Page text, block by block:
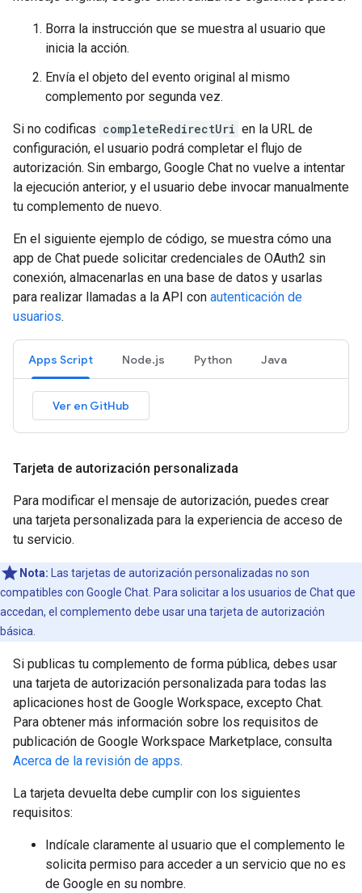
Borra la instrucción que se muestra al usuario que
inicia la acción.
Envía el objeto del evento original al mismo
complemento por segunda vez.
Si no codificas completeRedirectUri en la URL de
configuración, el usuario podrá completar el flujo de
autorización. Sin embargo, Google Chat no vuelve a intentar
la ejecución anterior, y el usuario debe invocar manualmente
tu complemento de nuevo.
En el siguiente ejemplo de código, se muestra cómo una
app de Chat puede solicitar credenciales de OAuth2 sin
conexión, almacenarlas en una base de datos y usarlas
para realizar llamadas a la API con autenticación de
usuarios.
Apps Script Node.js Python Java
Ver en GitHub
Tarjeta de autorización personalizada
Para modificar el mensaje de autorización, puedes crear
una tarjeta personalizada para la experiencia de acceso de
tu servicio.
Nota: Las tarjetas de autorización personalizadas no son
compatibles con Google Chat. Para solicitar a los usuarios de Chat que
accedan, el complemento debe usar una tarjeta de autorización
básica.
Si publicas tu complemento de forma pública, debes usar
una tarjeta de autorización personalizada para todas las
aplicaciones host de Google Workspace, excepto Chat.
Para obtener más información sobre los requisitos de
publicación de Google Workspace Marketplace, consulta
Acerca de la revisión de apps.
La tarjeta devuelta debe cumplir con los siguientes
requisitos:
Indícale claramente al usuario que el complemento le
solicita permiso para acceder a un servicio que no es
de Google en su nombre.